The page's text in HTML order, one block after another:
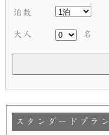
泊数
大人 名
スタンダードプラン